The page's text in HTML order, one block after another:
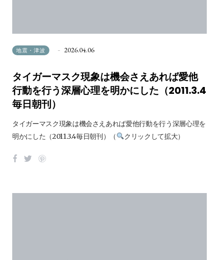
地震・津波 2026.04.06
タイガーマスク現象は機会さえあれば愛他
行動を行う深層心理を明かにした（2011.3.4
毎日朝刊）
タイガーマスク現象は機会さえあれば愛他行動を行う深層心理を
明かにした（2011.3.4毎日朝刊）（
クリックして拡大）